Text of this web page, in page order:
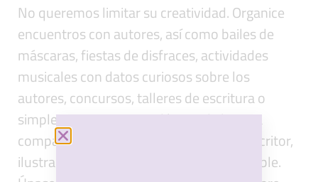
No queremos limitar su creatividad. Organice
encuentros con autores, así como bailes de
máscaras, fiestas de disfraces, actividades
musicales con datos curiosos sobre los
autores, concursos, talleres de escritura o
simplemente sesiones clásicas de lectura
compartida. Sabemos que invitar a un escritor,
ilustrador o traductor no siempre es posible.